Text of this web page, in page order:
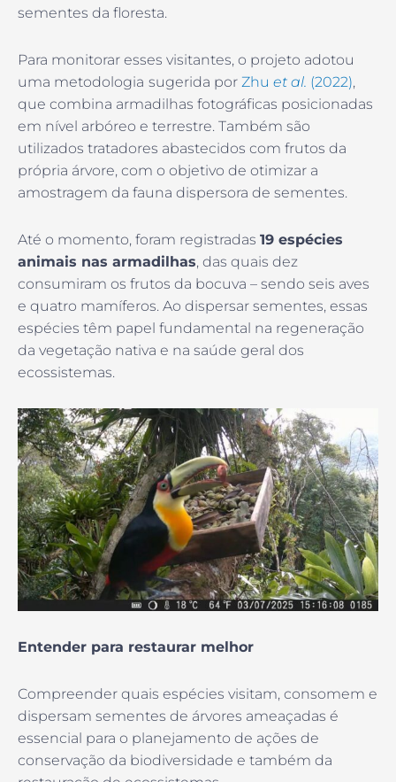
sementes da floresta.
Para monitorar esses visitantes, o projeto adotou
uma metodologia sugerida por Zhu et al. (2022),
que combina armadilhas fotográficas posicionadas
em nível arbóreo e terrestre. Também são
utilizados tratadores abastecidos com frutos da
própria árvore, com o objetivo de otimizar a
amostragem da fauna dispersora de sementes.
Até o momento, foram registradas 19 espécies
animais nas armadilhas, das quais dez
consumiram os frutos da bocuva – sendo seis aves
e quatro mamíferos. Ao dispersar sementes, essas
espécies têm papel fundamental na regeneração
da vegetação nativa e na saúde geral dos
ecossistemas.
Entender para restaurar melhor
Compreender quais espécies visitam, consomem e
dispersam sementes de árvores ameaçadas é
essencial para o planejamento de ações de
conservação da biodiversidade e também da